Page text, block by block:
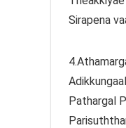
Sirapena
Pathargal